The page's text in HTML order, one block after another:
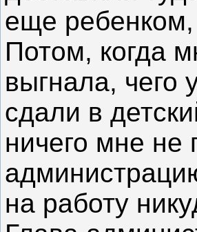
еще
Потом, когда
выгнала, чего
сдали в
ничего мне не
на работу